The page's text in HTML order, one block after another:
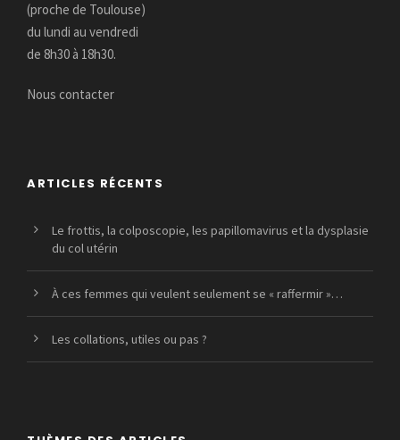
(proche de Toulouse)
du lundi au vendredi
de 8h30 à 18h30.
Nous contacter
ARTICLES RÉCENTS
Le frottis, la colposcopie, les papillomavirus et la dysplasie
du col utérin
À ces femmes qui veulent seulement se « raffermir »…
Les collations, utiles ou pas ?